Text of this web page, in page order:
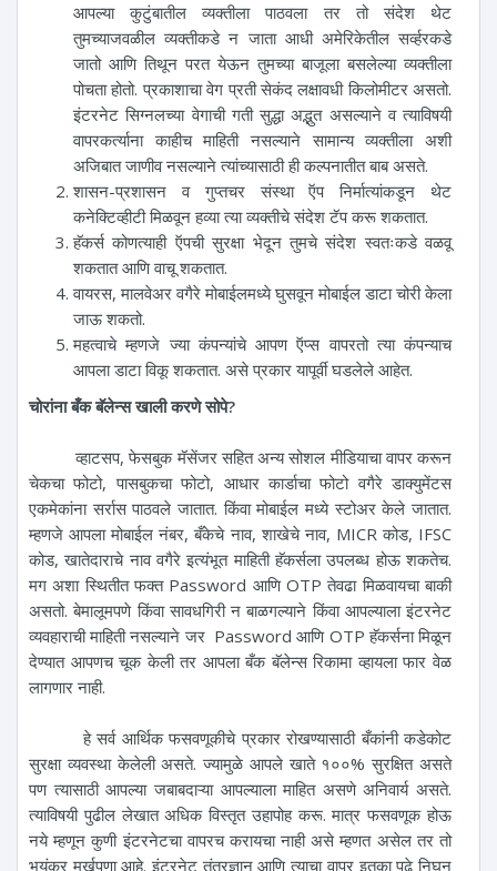
आपल्या कुटुंबातील व्यक्तीला पाठवला तर तो संदेश थेट
तुमच्याजवळील व्यक्तीकडे न जाता आधी अमेरिकेतील सर्व्हरकडे
जातो आणि तिथून परत येऊन तुमच्या बाजूला बसलेल्या व्यक्तीला
पोचता होतो. प्रकाशाचा वेग प्रती सेकंद लक्षावधी किलोमीटर असतो.
इंटरनेट सिग्नलच्या वेगाची गती सुद्धा अद्भुत असल्याने व त्याविषयी
वापरकर्त्याना काहीच माहिती नसल्याने सामान्य व्यक्तीला अशी
अजिबात जाणीव नसल्याने त्यांच्यासाठी ही कल्पनातीत बाब असते.
शासन-प्रशासन व गुप्तचर संस्था ऍप निर्मात्यांकडून थेट
कनेक्टिव्हीटी मिळवून हव्या त्या व्यक्तीचे संदेश टॅप करू शकतात.
हॅकर्स कोणत्याही ऍपची सुरक्षा भेदून तुमचे संदेश स्वतःकडे वळवू
शकतात आणि वाचू शकतात.
वायरस, मालवेअर वगैरे मोबाईलमध्ये घुसवून मोबाईल डाटा चोरी केला
जाऊ शकतो.
महत्वाचे म्हणजे ज्या कंपन्यांचे आपण ऍप्स वापरतो त्या कंपन्याच
आपला डाटा विकू शकतात. असे प्रकार यापूर्वी घडलेले आहेत.
चोरांना बँक बॅलेन्स खाली करणे सोपे?
व्हाटसप, फेसबुक मॅसेंजर सहित अन्य सोशल मीडियाचा वापर करून
चेकचा फोटो, पासबुकचा फोटो, आधार कार्डाचा फोटो वगैरे डाक्युमेंटस
एकमेकांना सर्रास पाठवले जातात. किंवा मोबाईल मध्ये स्टोअर केले जातात.
म्हणजे आपला मोबाईल नंबर, बँकेचे नाव, शाखेचे नाव, MICR कोड, IFSC
कोड, खातेदाराचे नाव वगैरे इत्यंभूत माहिती हॅकर्सला उपलब्ध होऊ शकतेच.
मग अशा स्थितीत फक्त Password आणि OTP तेवढा मिळवायचा बाकी
असतो. बेमालूमपणे किंवा सावधगिरी न बाळगल्याने किंवा आपल्याला इंटरनेट
व्यवहाराची माहिती नसल्याने जर Password आणि OTP हॅकर्सना मिळून
देण्यात आपणच चूक केली तर आपला बँक बॅलेन्स रिकामा व्हायला फार वेळ
लागणार नाही.
हे सर्व आर्थिक फसवणूकीचे प्रकार रोखण्यासाठी बँकांनी कडेकोट
सुरक्षा व्यवस्था केलेली असते. ज्यामुळे आपले खाते १००% सुरक्षित असते
पण त्यासाठी आपल्या जबाबदाऱ्या आपल्याला माहित असणे अनिवार्य असते.
त्याविषयी पुढील लेखात अधिक विस्तृत उहापोह करू. मात्र फसवणूक होऊ
नये म्हणून कुणी इंटरनेटचा वापरच करायचा नाही असे म्हणत असेल तर तो
भयंकर मूर्खपणा आहे. इंटरनेट तंत्रज्ञान आणि त्याचा वापर इतका पुढे निघून